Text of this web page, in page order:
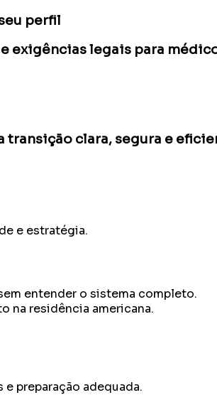
perfil
exigências legais para
transição clara, segura e
e estratégia.
entender o sistema completo.
na residência americana.
preparação adequada.